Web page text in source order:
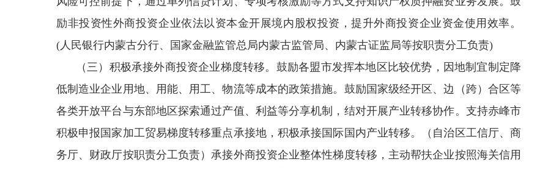
励非投资性外商投资企业依法以资本金开展境内股权投资，提升外商投资企业资金使用效率。
(人民银行内蒙古分行、国家金融监管总局内蒙古监管局、内蒙古证监局等按职责分工负责)
（三）积极承接外商投资企业梯度转移。鼓励各盟市发挥本地区比较优势，因地制宜制定降
低制造业企业用地、用能、用工、物流等成本的政策措施。鼓励国家级经开区、边（跨）合区等
各类开放平台与东部地区探索通过产值、利益等分享机制，结对开展产业转移协作。支持赤峰市
积极申报国家加工贸易梯度转移重点承接地，积极承接国际国内产业转移。（自治区工信厅、商
务厅、财政厅按职责分工负责）承接外商投资企业整体性梯度转移，主动帮扶企业按照海关信用